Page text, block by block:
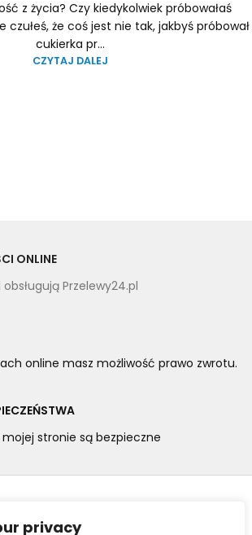
privacy
z życia? Czy kiedykolwiek próbowałaś
czułeś, że coś jest nie tak, jakbyś próbował
cukierka pr...
CZYTAJ DALEJ
ONLINE
obsługują Przelewy24.pl
online masz możliwość prawo zwrotu.
mojej stronie są bezpieczne